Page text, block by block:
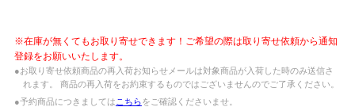
※在庫が無くてもお取り寄せできます！ご希望の際は取り寄せ依頼から通知
登録をお願いいたします。
●お取り寄せ依頼商品の再入荷お知らせメールは対象商品が入荷した時のみ送信さ
れます。 商品の再入荷をお約束するものではございませんのでご了承ください。
●予約商品につきましては こちらをご確認くださいませ。